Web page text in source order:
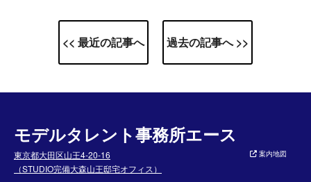
<< 最近の記事へ 過去の記事へ >>
モデルタレント事務所エース
東京都大田区山王4-20-16
（STUDIO完備大森山王邸宅オフィス）
案内地図